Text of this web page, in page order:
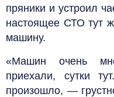
пряники и устроил
настоящее СТО тут
машину.
«Машин очень
приехали, сутки
произошло, —